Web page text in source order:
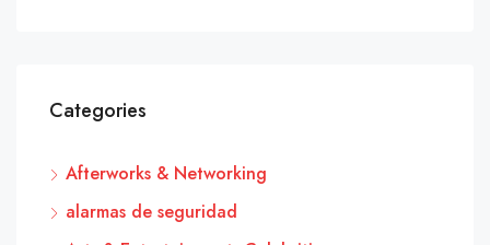
Categories
Afterworks & Networking
alarmas de seguridad